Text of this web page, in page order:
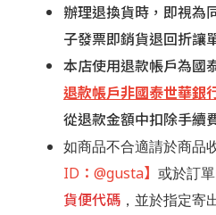
辦理退換貨時，即視為
子發票即銷貨退回折讓
本店使用退款帳戶為國
退款帳戶非國泰世華銀
從退款金額中扣除手續
如商品不合適請於商品
ID：@gusta】 或於訂
貨便代碼 ，並於指定寄